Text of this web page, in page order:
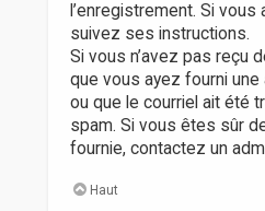
l’enregistrement. Si vous
suivez ses instructions.
Si vous n’avez pas reçu
que vous ayez fourni
ou que le courriel ait été
spam. Si vous êtes sûr
fournie, contactez un
Haut